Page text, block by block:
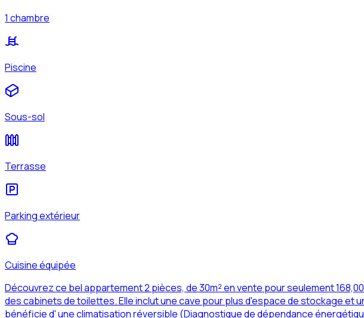
1 chambre
Piscine
Sous-sol
Terrasse
Parking extérieur
Cuisine équipée
Découvrez ce bel appartement 2 pièces, de 30m² en vente pour seulement
des cabinets de toilettes. Elle inclut une cave pour plus d'espace de stockage et
bénéficie d' une climatisation réversible (Diagnostique de dépendance